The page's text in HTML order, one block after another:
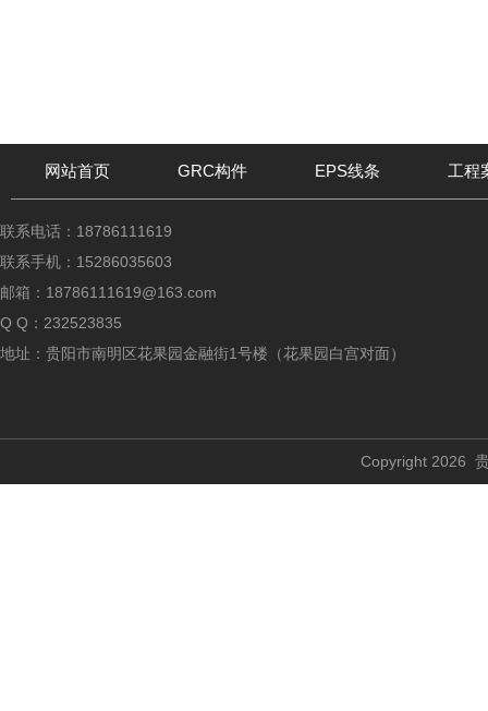
网站首页 GRC构件 EPS线条 工程
联系电话：18786111619
联系手机：15286035603
邮箱：18786111619@163.com
Q Q：232523835
地址：贵阳市南明区花果园金融街1号楼（花果园白宫对面）
Copyright 2026